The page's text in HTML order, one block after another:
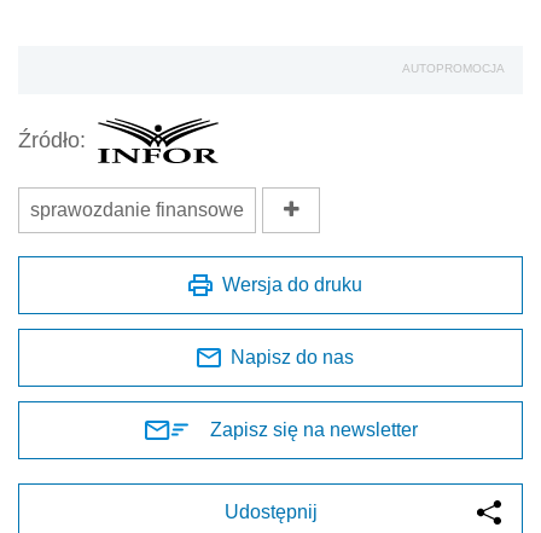
AUTOPROMOCJA
Źródło:
sprawozdanie finansowe
Wersja do druku
Napisz do nas
Zapisz się na newsletter
Udostępnij